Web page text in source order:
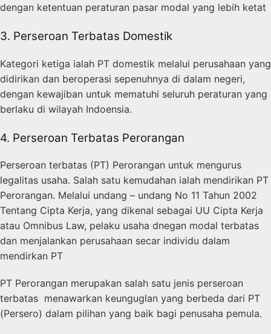
dengan ketentuan peraturan pasar modal yang lebih ketat
3. Perseroan Terbatas Domestik
Kategori ketiga ialah PT domestik melalui perusahaan yang
didirikan dan beroperasi sepenuhnya di dalam negeri,
dengan kewajiban untuk mematuhi seluruh peraturan yang
berlaku di wilayah Indoensia.
4. Perseroan Terbatas Perorangan
Perseroan terbatas (PT) Perorangan untuk mengurus
legalitas usaha. Salah satu kemudahan ialah mendirikan PT
Perorangan. Melalui undang – undang No 11 Tahun 2002
Tentang Cipta Kerja, yang dikenal sebagai UU Cipta Kerja
atau Omnibus Law, pelaku usaha dnegan modal terbatas
dan menjalankan perusahaan secar individu dalam
mendirkan PT
PT Perorangan merupakan salah satu jenis perseroan
terbatas menawarkan keunguglan yang berbeda dari PT
(Persero) dalam pilihan yang baik bagi penusaha pemula.